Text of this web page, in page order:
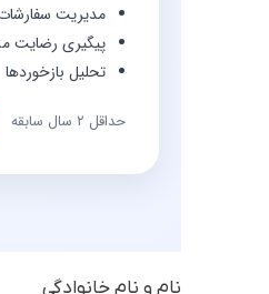
مدیریت
پیگیری رضایت
تحلیل بازخوردها
حداقل ۲ سال سابقه
نام و نام خانوادگی